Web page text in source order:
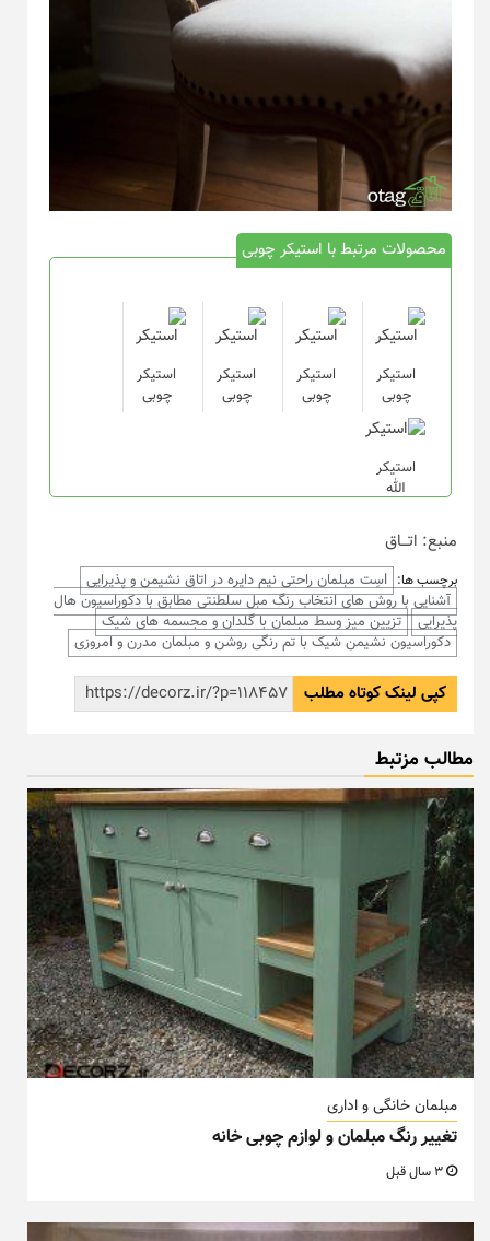
محصولات مرتبط با استیکر چوبی
استیکر
چوبی
استیکر
چوبی
استیکر
چوبی
استیکر
چوبی
استیکر
الله
منبع: اتـــاق
برچسب ها: lسِت مبلمان راحتی نیم دایره در اتاق نشیمن و پذیرایی
آشنایی با روش های انتخاب رنگ مبل سلطنتی مطابق با دکوراسیون هال
پذیرایی
تزیین میز وسط مبلمان با گلدان و مجسمه های شیک
دکوراسیون نشیمن شیک با تم رنگی روشن و مبلمان مدرن و امروزی
کپی لینک کوتاه مطلب
مطالب مزتبط
مبلمان خانگی و اداری
تغییر رنگ مبلمان و لوازم چوبی خانه